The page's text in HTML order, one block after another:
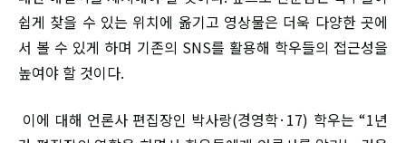
쉽게 찾을 수 있는 위치에 옮기고 영상물은 더욱 다양한 곳에
서 볼 수 있게 하며 기존의 SNS를 활용해 학우들의 접근성을
높여야 할 것이다.
이에 대해 언론사 편집장인 박사랑(경영학·17) 학우는 “1년